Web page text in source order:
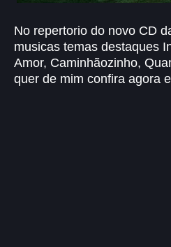
No repertorio do novo CD
musicas temas destaques
Amor, Caminhãozinho,
quer de mim confira agora